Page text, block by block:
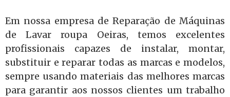
Em nossa empresa de Reparação de Máquinas
de Lavar roupa Oeiras, temos excelentes
profissionais capazes de instalar, montar,
substituir e reparar todas as marcas e modelos,
sempre usando materiais das melhores marcas
para garantir aos nossos clientes um trabalho